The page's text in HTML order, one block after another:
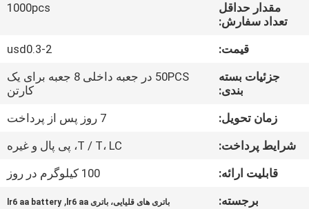
تور
کارخانه
کیفیت
مقدار حداقل
تعداد سفارش:
1000pcs
قیمت:
usd0.3-2
جزئیات بسته
بندی:
50PCS در جعبه داخلی 8 جعبه برای یک
کارتن
زمان تحویل:
7 روز پس از پرداخت
شرایط پرداخت:
T / T، LC، پی پال و غیره
قابلیت ارائه:
100 کیلوگرم در روز
برجسته:
باتری های قلیایی، باتری lr6 aa ,
lr6 aa battery